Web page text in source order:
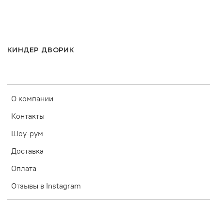
КИНДЕР ДВОРИК
О компании
Контакты
Шоу-рум
Доставка
Оплата
Отзывы в Instagram